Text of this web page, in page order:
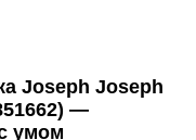
Joseph Joseph
—
умом